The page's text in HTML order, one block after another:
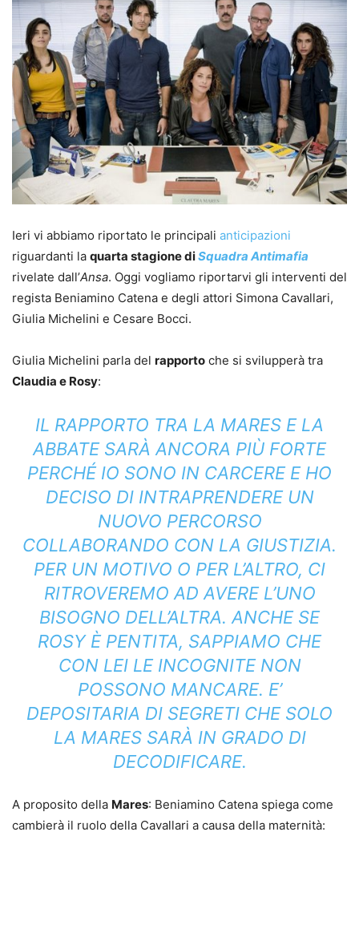
Ieri vi abbiamo riportato le principali anticipazioni
riguardanti la quarta stagione diSquadra Antimafia
rivelate dall’Ansa. Oggi vogliamo riportarvi gli interventi del
regista Beniamino Catena e degli attori Simona Cavallari,
Giulia Michelini e Cesare Bocci.
Giulia Michelini parla del rapporto che si svilupperà tra
Claudia e Rosy:
IL RAPPORTO TRA LA MARES E LA
ABBATE SARÀ ANCORA PIÙ FORTE
PERCHÉ IO SONO IN CARCERE E HO
DECISO DI INTRAPRENDERE UN
NUOVO PERCORSO
COLLABORANDO CON LA GIUSTIZIA.
PER UN MOTIVO O PER L’ALTRO, CI
RITROVEREMO AD AVERE L’UNO
BISOGNO DELL’ALTRA. ANCHE SE
ROSY È PENTITA, SAPPIAMO CHE
CON LEI LE INCOGNITE NON
POSSONO MANCARE. E’
DEPOSITARIA DI SEGRETI CHE SOLO
LA MARES SARÀ IN GRADO DI
DECODIFICARE.
A proposito della Mares: Beniamino Catena spiega come
cambierà il ruolo della Cavallari a causa della maternità: